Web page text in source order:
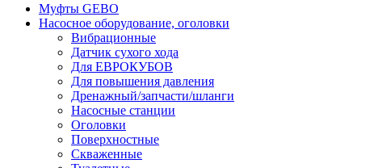
Муфты GEBO
Насосное оборудование, оголовки
Вибрационные
Датчик сухого хода
Для ЕВРОКУБОВ
Для повышения давления
Дренажный/запчасти/шланги
Насосные станции
Оголовки
Поверхностные
Скваженные